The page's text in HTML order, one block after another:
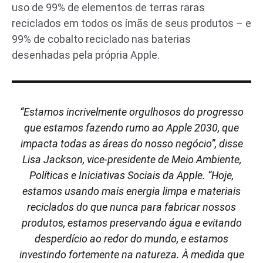
uso de 99% de elementos de terras raras
reciclados em todos os ímãs de seus produtos – e
99% de cobalto reciclado nas baterias
desenhadas pela própria Apple.
“Estamos incrivelmente orgulhosos do progresso
que estamos fazendo rumo ao Apple 2030, que
impacta todas as áreas do nosso negócio”, disse
Lisa Jackson, vice-presidente de Meio Ambiente,
Políticas e Iniciativas Sociais da Apple. “Hoje,
estamos usando mais energia limpa e materiais
reciclados do que nunca para fabricar nossos
produtos, estamos preservando água e evitando
desperdício ao redor do mundo, e estamos
investindo fortemente na natureza. À medida que